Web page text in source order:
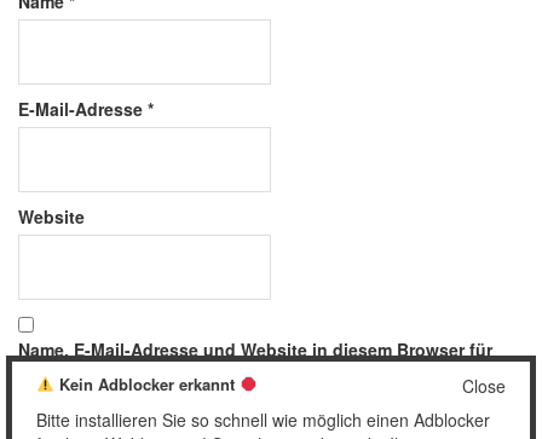
E-Mail-Adresse *
Website
Name, E-Mail-Adresse und Website in diesem Browser für
meinen nächsten Kommentar speichern.
Close
Kein Adblocker erkannt
Bitte installieren Sie so schnell wie möglich einen Adblocker